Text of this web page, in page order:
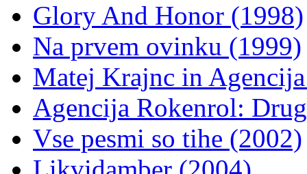
Glory And Honor (1998)
Na prvem ovinku (1999)
Matej Krajnc in
Agencija Rokenrol:
Vse pesmi so tihe (2002)